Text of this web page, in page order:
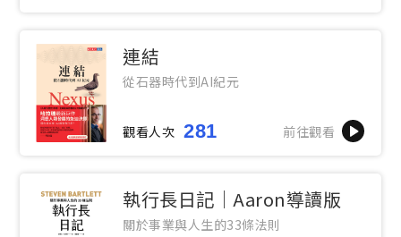
連結
從石器時代到AI紀元
觀看人次 281 前往觀看
執行長日記｜Aaron導讀版
關於事業與人生的33條法則